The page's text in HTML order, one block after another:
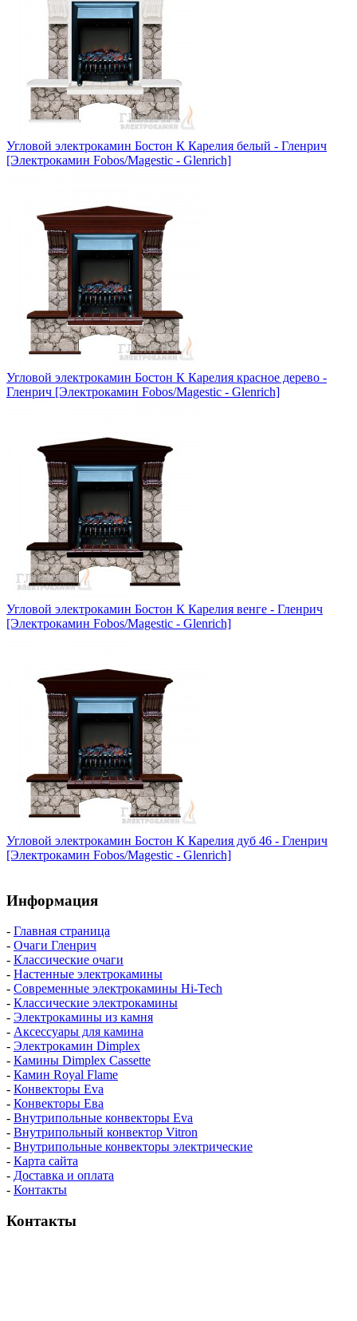
Угловой электрокамин Бостон К Карелия белый - Гленрич
[Электрокамин Fobos/Magestic - Glenrich]
Угловой электрокамин Бостон К Карелия красное дерево -
Гленрич [Электрокамин Fobos/Magestic - Glenrich]
Угловой электрокамин Бостон К Карелия венге - Гленрич
[Электрокамин Fobos/Magestic - Glenrich]
Угловой электрокамин Бостон К Карелия дуб 46 - Гленрич
[Электрокамин Fobos/Magestic - Glenrich]
Информация
- Главная страница
- Очаги Гленрич
- Классические очаги
- Настенные электрокамины
- Современные электрокамины Hi-Tech
- Классические электрокамины
- Электрокамины из камня
- Аксессуары для камина
- Электрокамин Dimplex
- Камины Dimplex Cassette
- Камин Royal Flame
- Конвекторы Eva
- Конвекторы Ева
- Внутрипольные конвекторы Eva
- Внутрипольный конвектор Vitron
- Внутрипольные конвекторы электрические
- Карта сайта
- Доставка и оплата
- Контакты
Контакты